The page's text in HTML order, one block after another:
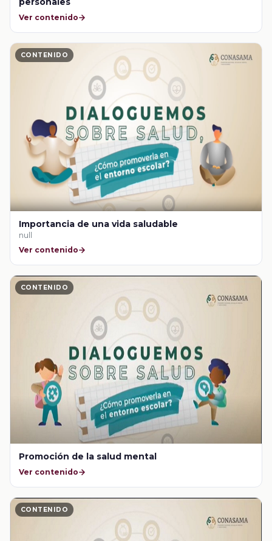
Ver contenido
CONTENIDO
Importancia de una vida saludable
null
Ver contenido
CONTENIDO
Promoción de la salud mental
Ver contenido
CONTENIDO